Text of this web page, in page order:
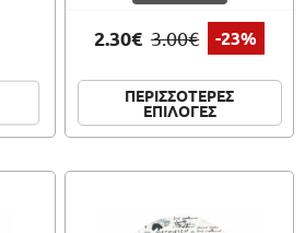
2.30€ 3.00€ -23%
ΠΕΡΙΣΣΟΤΕΡΕΣ
ΕΠΙΛΟΓΕΣ